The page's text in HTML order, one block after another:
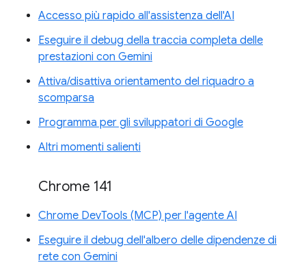
Accesso più rapido all'assistenza dell'AI
Eseguire il debug della traccia completa delle
prestazioni con Gemini
Attiva/disattiva orientamento del riquadro a
scomparsa
Programma per gli sviluppatori di Google
Altri momenti salienti
Chrome 141
Chrome DevTools (MCP) per l'agente AI
Eseguire il debug dell'albero delle dipendenze di
rete con Gemini